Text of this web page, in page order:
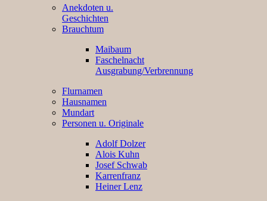
Anekdoten u.
Geschichten
Brauchtum
Maibaum
Faschelnacht
Ausgrabung/Verbrennung
Flurnamen
Hausnamen
Mundart
Personen u. Originale
Adolf Dolzer
Alois Kuhn
Josef Schwab
Karrenfranz
Heiner Lenz